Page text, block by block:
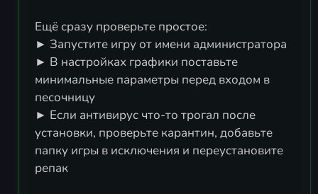
Ещё сразу проверьте простое:
► Запустите игру от имени администратора
► В настройках графики поставьте
минимальные параметры перед входом в
песочницу
► Если антивирус что-то трогал после
установки, проверьте карантин, добавьте
папку игры в исключения и переустановите
репак